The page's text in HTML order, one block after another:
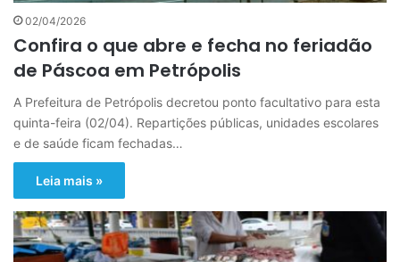
02/04/2026
Confira o que abre e fecha no feriadão
de Páscoa em Petrópolis
A Prefeitura de Petrópolis decretou ponto facultativo para esta
quinta-feira (02/04). Repartições públicas, unidades escolares
e de saúde ficam fechadas…
Leia mais »